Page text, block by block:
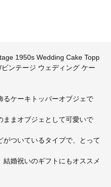
1950s Wedding Cake Topp
ンテージ ウェディング ケー
るケーキトッパーオブジェで
ままオブジェとして可愛いで
ついているタイプで、とって
婚祝いのギフトにもオススメ